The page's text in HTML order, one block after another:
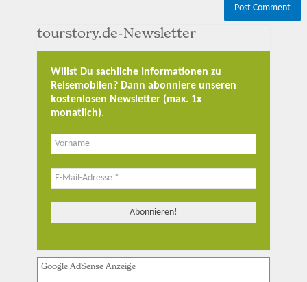
tourstory.de-Newsletter
Willst Du sachliche Informationen zu
Reisemobilen? Dann abonniere unseren
kostenlosen Newsletter (max. 1x
monatlich).
Google AdSense Anzeige